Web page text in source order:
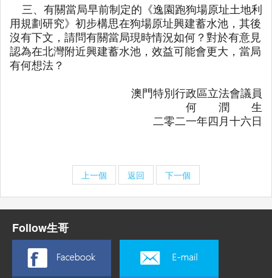
三、有關當局早前制定的《逸園跑狗場原址土地利
用規劃研究》初步構思在狗場原址興建蓄水池，其後
沒有下文，請問有關當局現時情況如何？對於有意見
認為在北灣附近興建蓄水池，效益可能會更大，當局
有何想法？
澳門特別行政區立法會議員
何 潤 生
二零二一年四月十六日
上一個 返回 下一個
Follow生哥